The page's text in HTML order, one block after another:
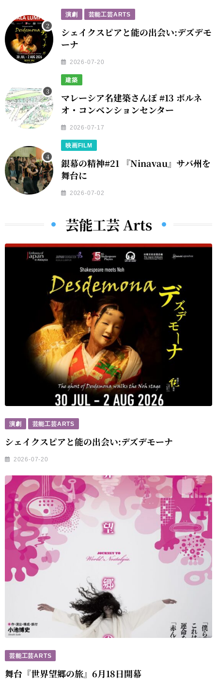
演劇 芸能工芸ARTS
シェイクスピアと能の出会い:デズデモ
ーナ
2026-07-20
建築
マレーシア名建築さんぽ #13 ボルネ
オ・コンベンションセンター
2026-07-17
映画FILM
銀幕の精神#21 『Ninavau』サバ州を
舞台に
2026-07-02
芸能工芸 Arts
演劇 芸能工芸ARTS
シェイクスピアと能の出会い:デズデモーナ
2026-07-20
芸能工芸ARTS
舞台『世界望郷の旅』6月18日開幕